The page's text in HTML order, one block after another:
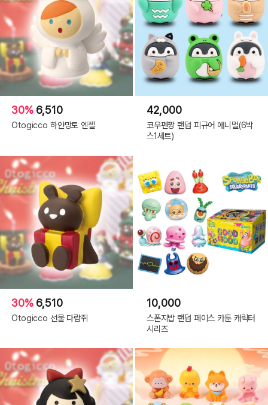
30% 6,510
Otogicco 하얀망토 엔젤
42,000
코우펜짱 랜덤 피규어 애니멀(6박
스1세트)
30% 6,510
Otogicco 선물 다람쥐
10,000
스폰지밥 랜덤 페이스 카툰 캐릭터
시리즈